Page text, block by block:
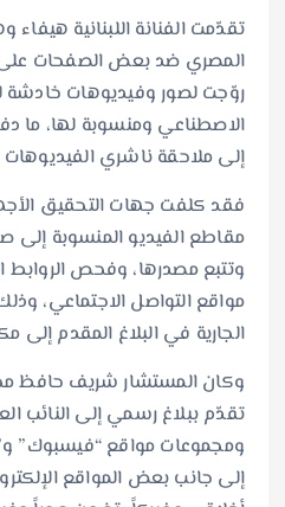
تقدّمت الفنانة اللبنانية هيفاء
المصري ضد بعض الصفحات على
روّجت لصور وفيديوهات خادشة
الاصطناعي ومنسوبة لها، ما
إلى ملاحقة ناشري الفيديوهات
فقد كلفت جهات التحقيق
مقاطع الفيديو المنسوبة إلى
وتتبع مصدرها، وفحص الروابط
مواقع التواصل الاجتماعي،
الجارية في البلاغ المقدم إلى
وكان المستشار شريف حافظ
تقدّم ببلاغ رسمي إلى النائب
ومجموعات مواقع “فيسبوك”
إلى جانب بعض المواقع